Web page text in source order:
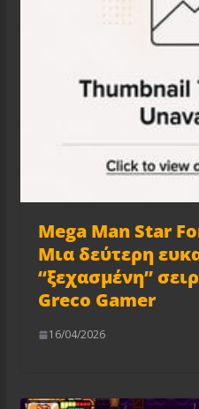
Mega Man Star
Μια δεύτερη
“ξεχασμένη”
Greco Gamer
16/04/2026